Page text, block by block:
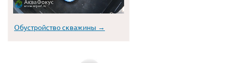
Обустройство скважины →